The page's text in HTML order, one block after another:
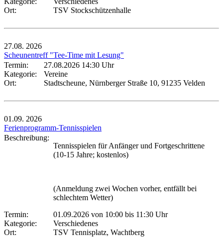
Ort:
TSV Stockschützenhalle
27.08. 2026
Scheunentreff "Tee-Time mit Lesung"
Termin:
27.08.2026 14:30 Uhr
Kategorie:
Vereine
Ort:
Stadtscheune, Nürnberger Straße 10, 91235 Velden
01.09. 2026
Ferienprogramm-Tennisspielen
Beschreibung:
Tennisspielen für Anfänger und Fortgeschrittene
(10-15 Jahre; kostenlos)
(Anmeldung zwei Wochen vorher, entfällt bei
schlechtem Wetter)
Termin:
01.09.2026 von 10:00 bis 11:30 Uhr
Kategorie:
Verschiedenes
Ort:
TSV Tennisplatz, Wachtberg